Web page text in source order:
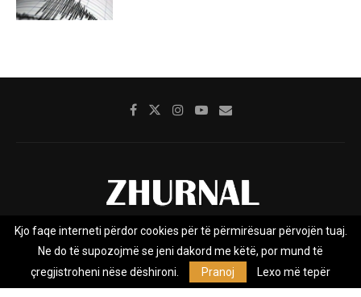
Rreth nesh Impresumi Marketing
Privacy Policy
Zhurnal.mk është Agjenci e Lajmeve e pavarur, e themeluar në vitin
Kjo faqe interneti përdor cookies për të përmirësuar përvojën tuaj.
Ne do të supozojmë se jeni dakord me këtë, por mund të
çregjistroheni nëse dëshironi.
Pranoj Lexo më tepër